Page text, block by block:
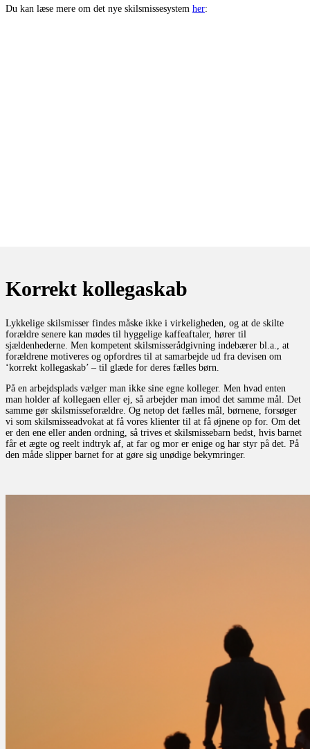
Du kan læse mere om det nye skilsmissesystem her:
Korrekt kollegaskab
Lykkelige skilsmisser findes måske ikke i virkeligheden, og at de skilte
forældre senere kan mødes til hyggelige kaffeaftaler, hører til
sjældenhederne. Men kompetent skilsmisserådgivning indebærer bl.a., at
forældrene motiveres og opfordres til at samarbejde ud fra devisen om
‘korrekt kollegaskab’ – til glæde for deres fælles børn.
På en arbejdsplads vælger man ikke sine egne kolleger. Men hvad enten
man holder af kollegaen eller ej, så arbejder man imod det samme mål. Det
samme gør skilsmisseforældre. Og netop det fælles mål, børnene, forsøger
vi som skilsmisseadvokat at få vores klienter til at få øjnene op for. Om det
er den ene eller anden ordning, så trives et skilsmissebarn bedst, hvis barnet
får et ægte og reelt indtryk af, at far og mor er enige og har styr på det. På
den måde slipper barnet for at gøre sig unødige bekymringer.